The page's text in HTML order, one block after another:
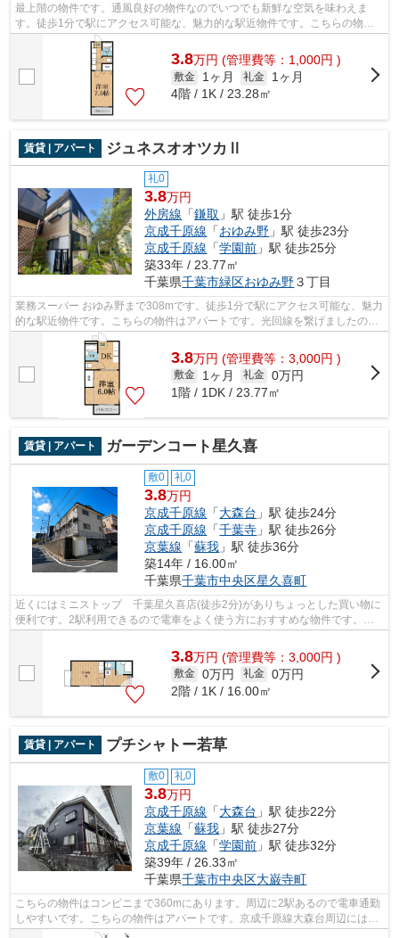
最上階の物件です。通風良好の物件なのでいつでも新鮮な空気を味わえま
す。徒歩1分で駅にアクセス可能な、魅力的な駅近物件です。こちらの物件
はインターネットをご利用いただけます。...
3.8万円 (管理費等：1,000円 )
敷金 1ヶ月 礼金
1ヶ月
4階 / 1K / 23.28㎡
賃貸 | アパート ジュネスオオツカⅡ
礼0
3.8万円
外房線 「鎌取 」駅 徒歩1分
京成千原線 「おゆみ野 」駅 徒歩23分
京成千原線 「学園前 」駅 徒歩25分
築33年 / 23.77㎡
千葉県千葉市緑区おゆみ野３丁目
業務スーパー おゆみ野まで308mです。徒歩1分で駅にアクセス可能な、魅力
的な駅近物件です。こちらの物件はアパートです。光回線を繋げましたので
パソコン作業がスムーズです。外房線...
3.8万円 (管理費等：3,000円 )
敷金 1ヶ月 礼金 0万円
1階 / 1DK / 23.77㎡
賃貸 | アパート ガーデンコート星久喜
敷0 礼0
3.8万円
京成千原線 「大森台 」駅 徒歩24分
京成千原線 「千葉寺 」駅 徒歩26分
京葉線 「蘇我 」駅 徒歩36分
築14年 / 16.00㎡
千葉県千葉市中央区星久喜町
近くにはミニストップ 千葉星久喜店(徒歩2分)がありちょっとした買い物に
便利です。2駅利用できるので電車をよく使う方におすすめな物件です。敷
3.8万円 (管理費等：3,000円 )
敷金 0万円 礼金 0万円
2階 / 1K / 16.00㎡
賃貸 | アパート プチシャトー若草
敷0 礼0
3.8万円
京成千原線 「大森台 」駅 徒歩22分
京葉線 「蘇我 」駅 徒歩27分
京成千原線 「学園前 」駅 徒歩32分
築39年 / 26.33㎡
千葉県千葉市中央区大巌寺町
こちらの物件はコンビニまで360mにあります。周辺に2駅あるので電車通勤
しやすいです。こちらの物件はアパートです。京成千原線大森台周辺には物
件が豊富にございます。043-300-0080か...